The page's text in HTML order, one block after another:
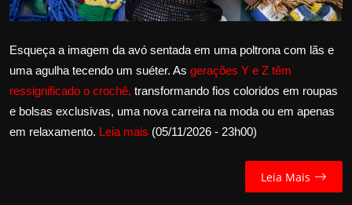
Política
Saúde
Esqueça a imagem da avó sentada em uma poltrona com lãs e
uma agulha tecendo um suéter. As gerações Y e Z têm
ressignificado o crochê, transformando fios coloridos em roupas
e bolsas exclusivas, uma nova carreira na moda ou em apenas
em relaxamento. Leia mais (05/11/2026 - 23h00)
Leia Mais